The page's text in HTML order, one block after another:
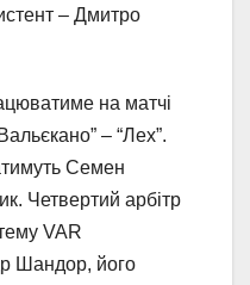
– Дмитро
на матчі
– “Лех”.
Семен
Четвертий арбітр
VAR
Шандор, його